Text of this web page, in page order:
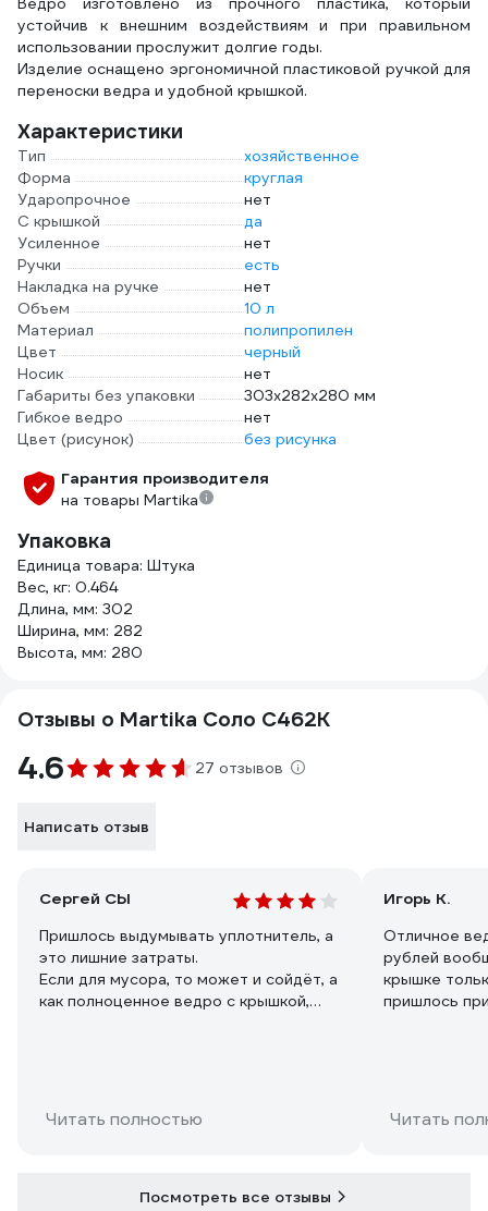
устойчив к внешним воздействиям и при правильном
использовании прослужит долгие годы.
Изделие оснащено эргономичной пластиковой ручкой для
переноски ведра и удобной крышкой.
Характеристики
Тип
хозяйственное
Форма
круглая
Ударопрочное
нет
С крышкой
да
Усиленное
нет
Ручки
есть
Накладка на ручке
нет
Объем
10 л
Материал
полипропилен
Цвет
черный
Носик
нет
Габариты без упаковки
303x282x280 мм
Гибкое ведро
нет
Цвет (рисунок)
без рисунка
Гарантия производителя
на товары Martika
Упаковка
Единица товара: Штука
Вес, кг: 0.464
Длина, мм: 302
Ширина, мм: 282
Высота, мм: 280
Отзывы о Martika Соло С462К
4.6 27 отзывов
Написать отзыв
Сергей СЫ
Пришлось выдумывать уплотнитель, а
это лишние затраты.
Если для мусора, то может и сойдёт, а
как полноценное ведро с крышкой,
Читать полностью
Игорь К.
Отличное
рублей
крышке
пришлось
Читать
Посмотреть все отзывы